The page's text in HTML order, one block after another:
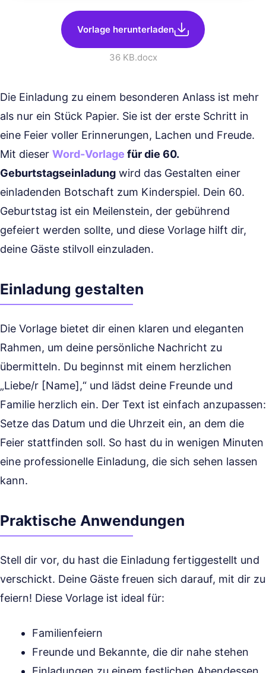
Vorlage herunterladen
36 KB.docx
Die Einladung zu einem besonderen Anlass ist mehr
als nur ein Stück Papier. Sie ist der erste Schritt in
eine Feier voller Erinnerungen, Lachen und Freude.
Mit dieser Word-Vorlage für die 60.
Geburtstagseinladung wird das Gestalten einer
einladenden Botschaft zum Kinderspiel. Dein 60.
Geburtstag ist ein Meilenstein, der gebührend
gefeiert werden sollte, und diese Vorlage hilft dir,
deine Gäste stilvoll einzuladen.
Einladung gestalten
Die Vorlage bietet dir einen klaren und eleganten
Rahmen, um deine persönliche Nachricht zu
übermitteln. Du beginnst mit einem herzlichen
„Liebe/r [Name],“ und lädst deine Freunde und
Familie herzlich ein. Der Text ist einfach anzupassen:
Setze das Datum und die Uhrzeit ein, an dem die
Feier stattfinden soll. So hast du in wenigen Minuten
eine professionelle Einladung, die sich sehen lassen
kann.
Praktische Anwendungen
Stell dir vor, du hast die Einladung fertiggestellt und
verschickt. Deine Gäste freuen sich darauf, mit dir zu
feiern! Diese Vorlage ist ideal für:
Familienfeiern
Freunde und Bekannte, die dir nahe stehen